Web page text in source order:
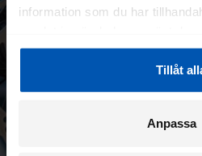
information som du har
Tillåt
Anpassa